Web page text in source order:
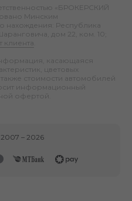
«БРОКЕРСКИЙ
Минским
нахождения: Республика
дом 22, ком. 10;
клиента
касающаяся
цветовых
также стоимости автомобилей
информационный
офертой.
2007 – 2026